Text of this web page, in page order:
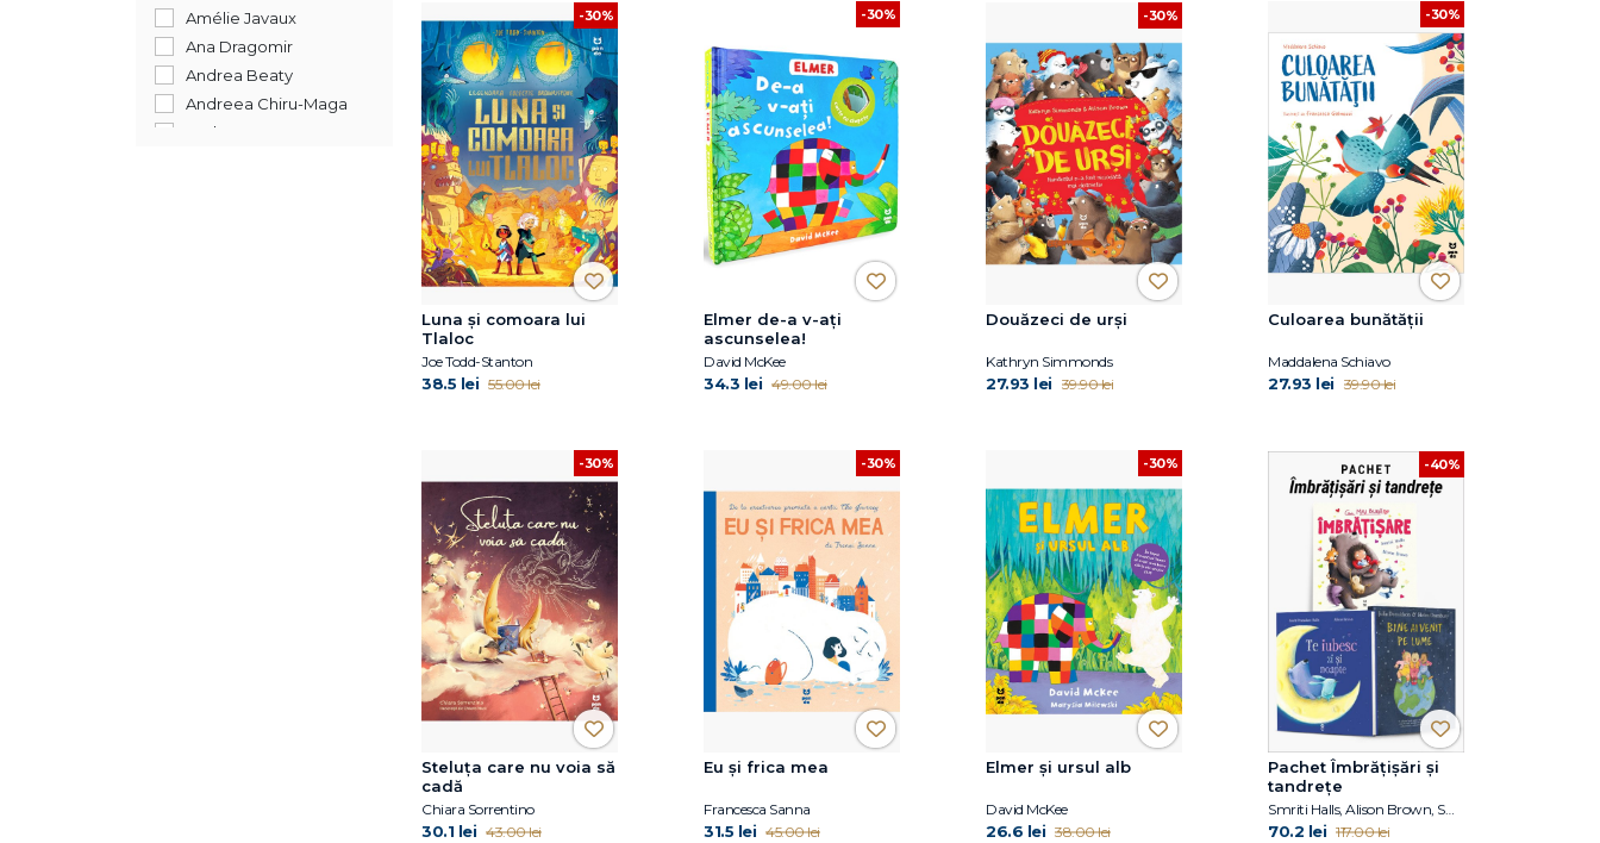
Amélie Javaux
Ana Dragomir
Andrea Beaty
Andreea Chiru-Maga
Andreea Iatagan
-30%
Luna și comoara lui
Tlaloc
Joe Todd-Stanton
38.5 lei 55.00 lei
-30%
Elmer de-a v-ați
ascunselea!
David McKee
34.3 lei 49.00 lei
-30%
Douăzeci de urși
Kathryn Simmonds
27.93 lei 39.90 lei
-30%
Culoarea bunătății
Maddalena Schiavo
27.93 lei 39.90 lei
-30%
Steluța care nu voia să
cadă
Chiara Sorrentino
30.1 lei 43.00 lei
-30%
Eu și frica mea
Francesca Sanna
31.5 lei 45.00 lei
-30%
Elmer și ursul alb
David McKee
26.6 lei 38.00 lei
-40%
Pachet Îmbrățișări și
tandrețe
Smriti Halls, Alison Brown, Smriti Prasadam-Halls, Julia Donaldson
70.2 lei 117.00 lei